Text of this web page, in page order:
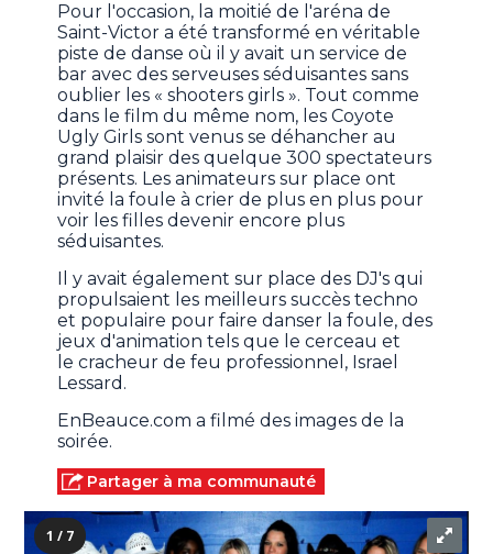
Pour l'occasion, la moitié de l'aréna de
Saint-Victor a été transformé en véritable
piste de danse où il y avait un service de
bar avec des serveuses séduisantes sans
oublier les « shooters girls ». Tout comme
dans le film du même nom, les Coyote
Ugly Girls sont venus se déhancher au
grand plaisir des quelque 300 spectateurs
présents. Les animateurs sur place ont
invité la foule à crier de plus en plus pour
voir les filles devenir encore plus
séduisantes.
Il y avait également sur place des DJ's qui
propulsaient les meilleurs succès techno
et populaire pour faire danser la foule, des
jeux d'animation tels que le cerceau et
le cracheur de feu professionnel, Israel
Lessard.
EnBeauce.com a filmé des images de la
soirée.
Partager à ma communauté
1 / 7